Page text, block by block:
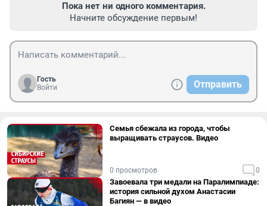
Пока нет ни одного комментария.
Начните обсуждение первым!
Гость
Войти
Отправить
Семья сбежала из города, чтобы
выращивать страусов. Видео
0 просмотров 0
Завоевала три медали на Паралимпиаде:
история сильной духом Анастасии
Багиян — в видео